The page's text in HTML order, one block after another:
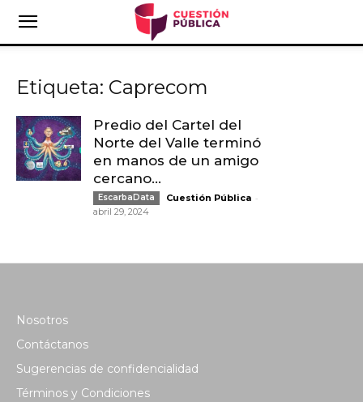
Etiqueta: Caprecom
Predio del Cartel del
Norte del Valle terminó
en manos de un amigo
cercano...
EscarbaData Cuestión Pública -
abril 29, 2024
Nosotros
Contáctanos
Sugerencias de confidencialidad
Términos y Condiciones